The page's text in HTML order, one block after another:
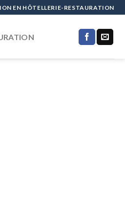
EN HÔTELLERIE-RESTAURATION